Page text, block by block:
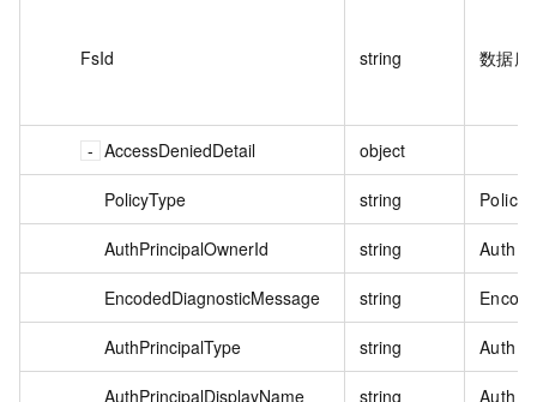
FsId string 数据库
AccessDeniedDetail object
PolicyType string
AuthPrincipalOwnerId string
EncodedDiagnosticMessage string
AuthPrincipalType string
AuthPrincipalDisplayName string